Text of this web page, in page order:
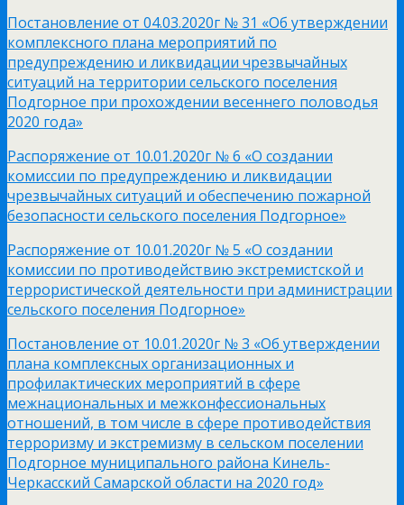
Постановление от 04.03.2020г № 31 «Об утверждении
комплексного плана мероприятий по
предупреждению и ликвидации чрезвычайных
ситуаций на территории сельского поселения
Подгорное при прохождении весеннего половодья
2020 года»
Распоряжение от 10.01.2020г № 6 «О создании
комиссии по предупреждению и ликвидации
чрезвычайных ситуаций и обеспечению пожарной
безопасности сельского поселения Подгорное»
Распоряжение от 10.01.2020г № 5 «О создании
комиссии по противодействию экстремистской и
террористической деятельности при администрации
сельского поселения Подгорное»
Постановление от 10.01.2020г № 3 «Об утверждении
плана комплексных организационных и
профилактических мероприятий в сфере
межнациональных и межконфессиональных
отношений, в том числе в сфере противодействия
терроризму и экстремизму в сельском поселении
Подгорное муниципального района Кинель-
Черкасский Самарской области на 2020 год»